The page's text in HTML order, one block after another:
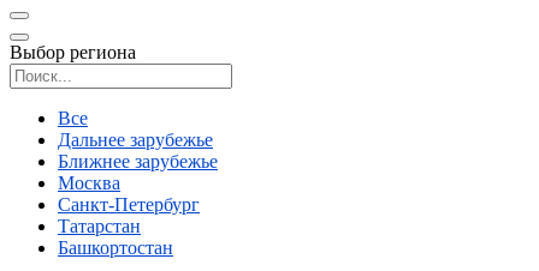
Выбор региона
Все
Дальнее зарубежье
Ближнее зарубежье
Москва
Санкт-Петербург
Татарстан
Башкортостан